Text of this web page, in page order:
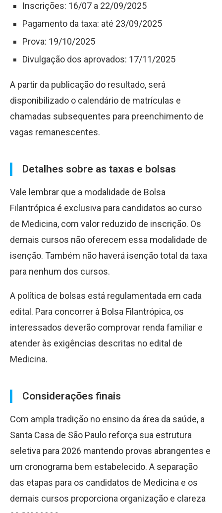
Inscrições: 16/07 a 22/09/2025
Pagamento da taxa: até 23/09/2025
Prova: 19/10/2025
Divulgação dos aprovados: 17/11/2025
A partir da publicação do resultado, será
disponibilizado o calendário de matrículas e
chamadas subsequentes para preenchimento de
vagas remanescentes.
Detalhes sobre as taxas e bolsas
Vale lembrar que a modalidade de Bolsa
Filantrópica é exclusiva para candidatos ao curso
de Medicina, com valor reduzido de inscrição. Os
demais cursos não oferecem essa modalidade de
isenção. Também não haverá isenção total da taxa
para nenhum dos cursos.
A política de bolsas está regulamentada em cada
edital. Para concorrer à Bolsa Filantrópica, os
interessados deverão comprovar renda familiar e
atender às exigências descritas no edital de
Medicina.
Considerações finais
Com ampla tradição no ensino da área da saúde, a
Santa Casa de São Paulo reforça sua estrutura
seletiva para 2026 mantendo provas abrangentes e
um cronograma bem estabelecido. A separação
das etapas para os candidatos de Medicina e os
demais cursos proporciona organização e clareza